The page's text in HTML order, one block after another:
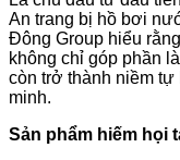
An trang bị hồ bơi
Đông Group hiểu
không chỉ góp phần
còn trở thành niềm tự
minh.
Sản phẩm hiếm họi